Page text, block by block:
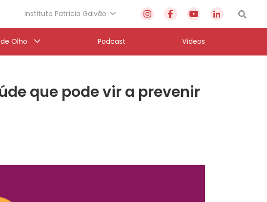
Instituto Patrícia Galvão
Olho Podcast Vídeos
que pode vir a prevenir